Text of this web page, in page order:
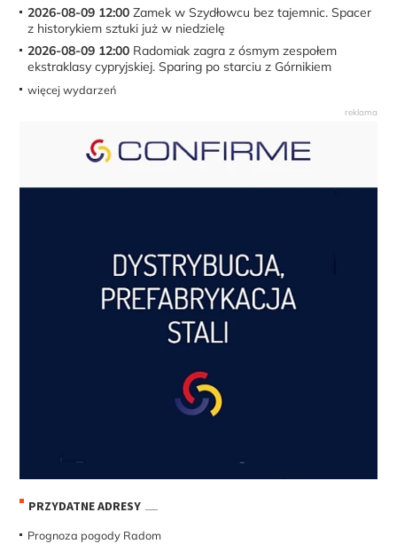
2026-08-09 12:00 Zamek w Szydłowcu bez tajemnic. Spacer
z historykiem sztuki już w niedzielę
2026-08-09 12:00 Radomiak zagra z ósmym zespołem
ekstraklasy cypryjskiej. Sparing po starciu z Górnikiem
więcej wydarzeń
PRZYDATNE ADRESY
Prognoza pogody Radom